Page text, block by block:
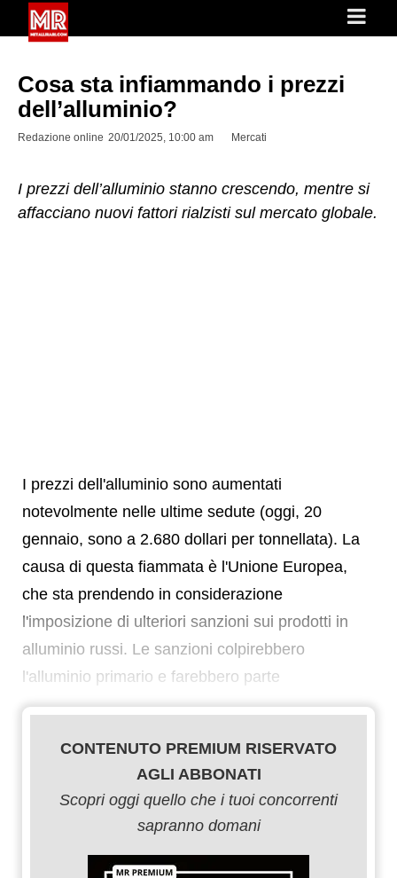
Cosa sta infiammando i prezzi
dell’alluminio?
Redazione online 20/01/2025, 10:00 am Mercati
I prezzi dell’alluminio stanno crescendo, mentre si
affacciano nuovi fattori rialzisti sul mercato globale.
I prezzi dell'alluminio sono aumentati
notevolmente nelle ultime sedute (oggi, 20
gennaio, sono a 2.680 dollari per tonnellata). La
causa di questa fiammata è l'Unione Europea,
che sta prendendo in considerazione
l'imposizione di ulteriori sanzioni sui prodotti in
alluminio russi. Le sanzioni colpirebbero
l'alluminio primario e farebbero parte
CONTENUTO PREMIUM RISERVATO
AGLI ABBONATI
Scopri oggi quello che i tuoi concorrenti
sapranno domani